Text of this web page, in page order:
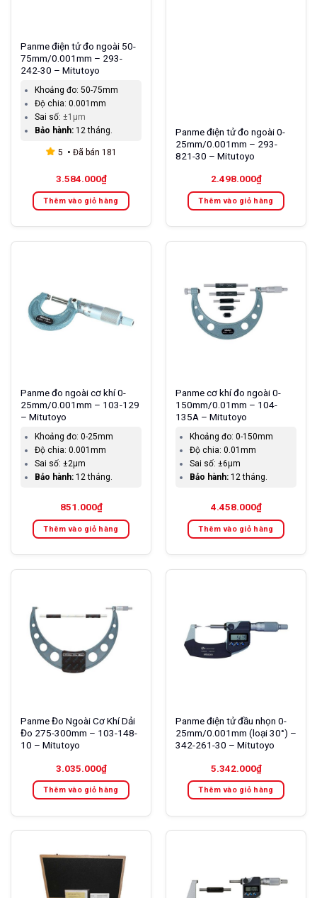
Panme điện tử đo ngoài 50-
75mm/0.001mm – 293-
242-30 – Mitutoyo
Khoảng đo:50-75mm
Độ chia:0.001mm
Sai số:±1µm
Bảo hành: 12 tháng.
5 Đã bán 181
3.584.000₫
Thêm vào giỏ hàng
Panme điện tử đo ngoài 0-
25mm/0.001mm – 293-
821-30 – Mitutoyo
2.498.000₫
Thêm vào giỏ hàng
Panme đo ngoài cơ khí 0-
25mm/0.001mm – 103-129
– Mitutoyo
Khoảng đo: 0-25mm
Độ chia: 0.001mm
Sai số: ±2µm
Bảo hành: 12 tháng.
851.000₫
Thêm vào giỏ hàng
Panme cơ khí đo ngoài 0-
150mm/0.01mm – 104-
135A – Mitutoyo
Khoảng đo: 0-150mm
Độ chia: 0.01mm
Sai số: ±6µm
Bảo hành: 12 tháng.
4.458.000₫
Thêm vào giỏ hàng
Panme Đo Ngoài Cơ Khí Dải
Đo 275-300mm – 103-148-
10 – Mitutoyo
3.035.000₫
Thêm vào giỏ hàng
Panme điện tử đầu nhọn 0-
25mm/0.001mm (loại 30°) –
342-261-30 – Mitutoyo
5.342.000₫
Thêm vào giỏ hàng